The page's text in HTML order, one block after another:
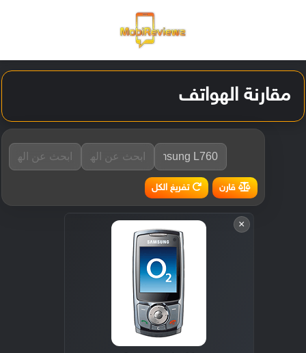
مقارنة الهواتف
قارن تفريغ الكل
×